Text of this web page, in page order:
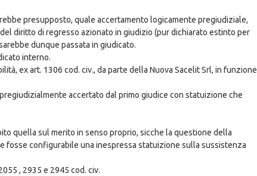
presupposto, quale accertamento logicamente pregiudiziale,
diritto di regresso azionato in giudizio (pur dichiarato estinto per
dunque passata in giudicato.
interno.
ex art. 1306 cod. civ., da parte della Nuova Sacelit Srl, in funzione
accertato dal primo giudice con statuizione che
quella sul merito in senso proprio, sicche la questione della
fosse configurabile una inespressa statuizione sulla sussistenza
, 2935 e 2945 cod. civ.